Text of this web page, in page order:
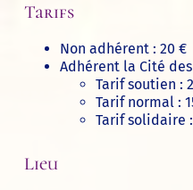
Tarifs
Non adhérent : 20 €
Adhérent la Cité
Tarif soutien :
Tarif normal :
Tarif solidaire
Lieu